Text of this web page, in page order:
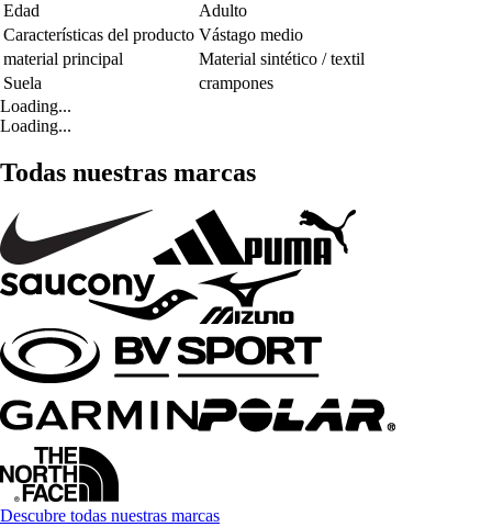
Edad
Adulto
Características del producto Vástago medio
material principal
Material sintético / textil
Suela
crampones
Loading...
Loading...
Todas nuestras marcas
Descubre todas nuestras marcas